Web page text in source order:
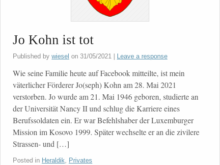
Jo Kohn ist tot
Published by wiesel on 31/05/2021 Leave a response
Wie seine Familie heute auf Facebook mitteilte, ist mein
väterlicher Förderer Jo(seph) Kohn am 28. Mai 2021
verstorben. Jo wurde am 21. Mai 1946 geboren, studierte an
der Universität Nancy II und schlug die Karriere eines
Berufssoldaten ein. Er war Befehlshaber der Luxemburger
Mission im Kosovo 1999. Später wechselte er an die zivilere
Strassen- und […]
Posted in Heraldik, Privates